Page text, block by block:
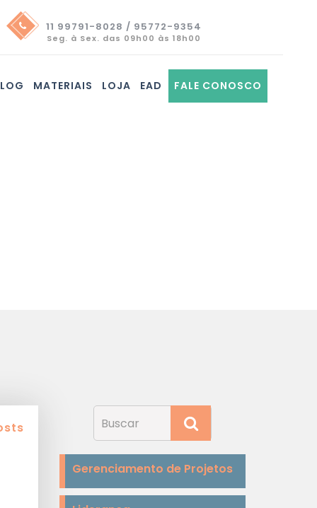
11 99791-8028 / 95772-9354
Seg. à Sex. das 09h00 às 18h00
MATERIAIS LOJA EAD FALE CONOSCO
Gerenciamento de Projetos